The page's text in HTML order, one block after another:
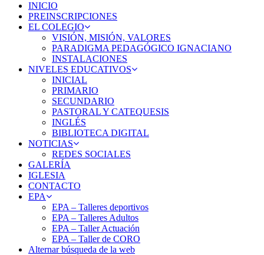
INICIO
PREINSCRIPCIONES
EL COLEGIO
VISIÓN, MISIÓN, VALORES
PARADIGMA PEDAGÓGICO IGNACIANO
INSTALACIONES
NIVELES EDUCATIVOS
INICIAL
PRIMARIO
SECUNDARIO
PASTORAL Y CATEQUESIS
INGLÉS
BIBLIOTECA DIGITAL
NOTICIAS
REDES SOCIALES
GALERÍA
IGLESIA
CONTACTO
EPA
EPA – Talleres deportivos
EPA – Talleres Adultos
EPA – Taller Actuación
EPA – Taller de CORO
Alternar búsqueda de la web